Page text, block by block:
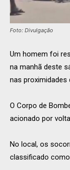
Foto: Divulgação
Um homem foi
na manhã deste
nas proximidades
O Corpo de
acionado por
No local, os
classificado